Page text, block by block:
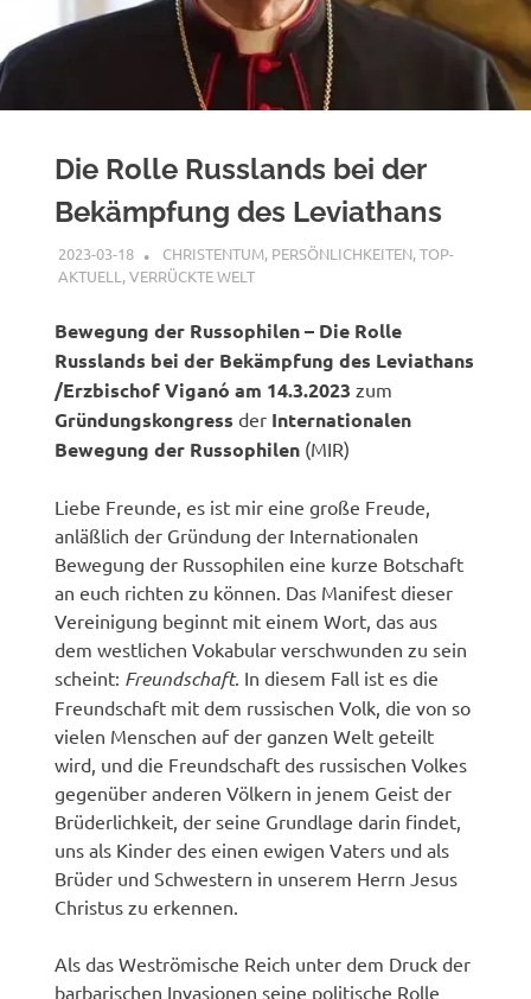
Die Rolle Russlands bei der
Bekämpfung des Leviathans
2023-03-18 XX
CHRISTENTUM, PERSÖNLICHKEITEN,TOP-
AKTUELL ,VERRÜCKTE WELT
Bewegung der Russophilen – Die Rolle
Russlands bei der Bekämpfung des Leviathans
/Erzbischof Viganó am 14.3.2023 zum
Gründungskongress der Internationalen
Bewegung der Russophilen (MIR)
Liebe Freunde, es ist mir eine große Freude,
anläßlich der Gründung der Internationalen
Bewegung der Russophilen eine kurze Botschaft
an euch richten zu können. Das Manifest dieser
Vereinigung beginnt mit einem Wort, das aus
dem westlichen Vokabular verschwunden zu sein
scheint: Freundschaft. In diesem Fall ist es die
Freundschaft mit dem russischen Volk, die von so
vielen Menschen auf der ganzen Welt geteilt
wird, und die Freundschaft des russischen Volkes
gegenüber anderen Völkern in jenem Geist der
Brüderlichkeit, der seine Grundlage darin findet,
uns als Kinder des einen ewigen Vaters und als
Brüder und Schwestern in unserem Herrn Jesus
Christus zu erkennen.
Als das Weströmische Reich unter dem Druck der
barbarischen Invasionen seine politische Rolle